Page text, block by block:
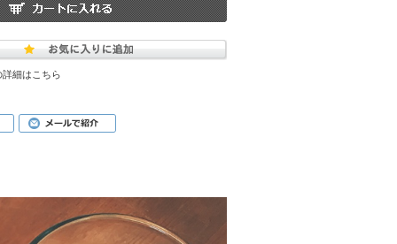
細はこちら